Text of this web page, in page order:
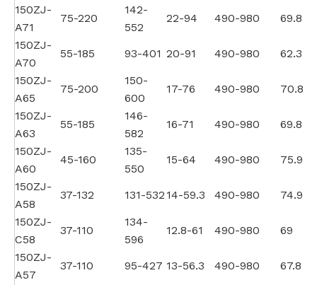
150ZJ-
A71
75-220
142-
552
22-94 490-980
69.8
150ZJ-
A70
55-185 93-401 20-91 490-980
62.3
150ZJ-
A65
75-200
150-
600
17-76 490-980
70.8
150ZJ-
A63
55-185
146-
582
16-71 490-980
69.8
150ZJ-
A60
45-160
135-
550
15-64 490-980
75.9
150ZJ-
A58
37-132 131-532 14-59.3 490-980
74.9
150ZJ-
C58
37-110
134-
596
12.8-61 490-980
69
150ZJ-
A57
37-110 95-427 13-56.3 490-980
67.8